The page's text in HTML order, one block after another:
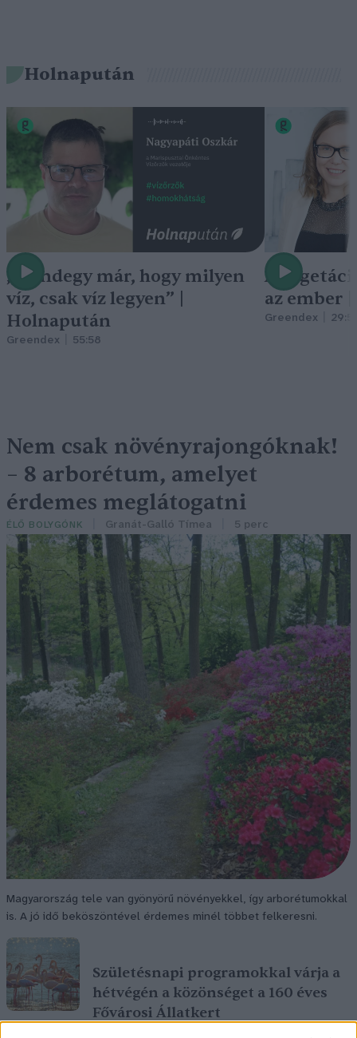
Holnapután
„Mindegy már, hogy milyen
víz, csak víz legyen” |
Holnapután
Greendex 55:58
A
az ember
Greendex
Nem csak növényrajongóknak!
– 8 arborétum, amelyet
érdemes meglátogatni
ÉLŐ BOLYGÓNK Granát-Galló Tímea 5 perc
Magyarország tele van gyönyörű növényekkel, így arborétumokkal
is. A jó idő beköszöntével érdemes minél többet felkeresni.
Születésnapi programokkal várja a
hétvégén a közönséget a 160 éves
Fővárosi Állatkert